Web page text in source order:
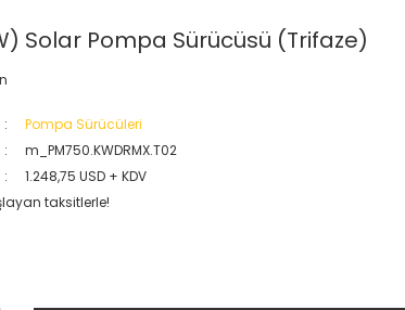
Solar Pompa Sürücüsü (Trifaze)
Pompa Sürücüleri
m_PM750.KWDRMX.T02
1.248,75 USD + KDV
taksitlerle!